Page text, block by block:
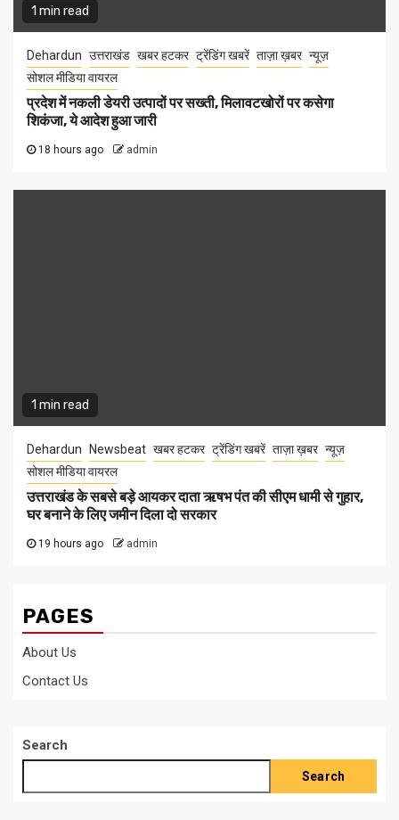
1 min read
Dehardun उत्तराखंड खबर हटकर ट्रेंडिंग खबरें ताज़ा ख़बर न्यूज़
सोशल मीडिया वायरल
प्रदेश में नकली डेयरी उत्पादों पर सख्ती, मिलावटखोरों पर कसेगा
शिकंजा, ये आदेश हुआ जारी
18 hours ago admin
1 min read
Dehardun Newsbeat खबर हटकर ट्रेंडिंग खबरें ताज़ा ख़बर न्यूज़
सोशल मीडिया वायरल
उत्तराखंड के सबसे बड़े आयकर दाता ऋषभ पंत की सीएम धामी से गुहार,
घर बनाने के लिए जमीन दिला दो सरकार
19 hours ago admin
PAGES
About Us
Contact Us
Search
Search